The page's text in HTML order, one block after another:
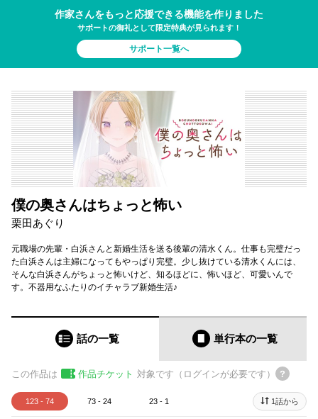
作家さんをもっと応援できる機能を作りました
サポートの御礼として限定特典が見られます！
サポート一覧へ
僕の奥さんはちょっと怖い
栗田あぐり
元職場の先輩・白浜さんと新婚生活を送る後輩の清水くん。仕事も完璧だっ
た白浜さんは主婦になってもやっぱり完璧。少し抜けている清水くんには、
そんな白浜さんがちょっと怖いけど、知るほどに、怖いほど、可愛いんで
す。不器用なふたりのイチャラブ新婚生活♪
話の一覧 単行本の一覧
この作品は 作品チケット 対象です（ログインが必要です）
123 - 74 73 - 24 23 - 1 1話から